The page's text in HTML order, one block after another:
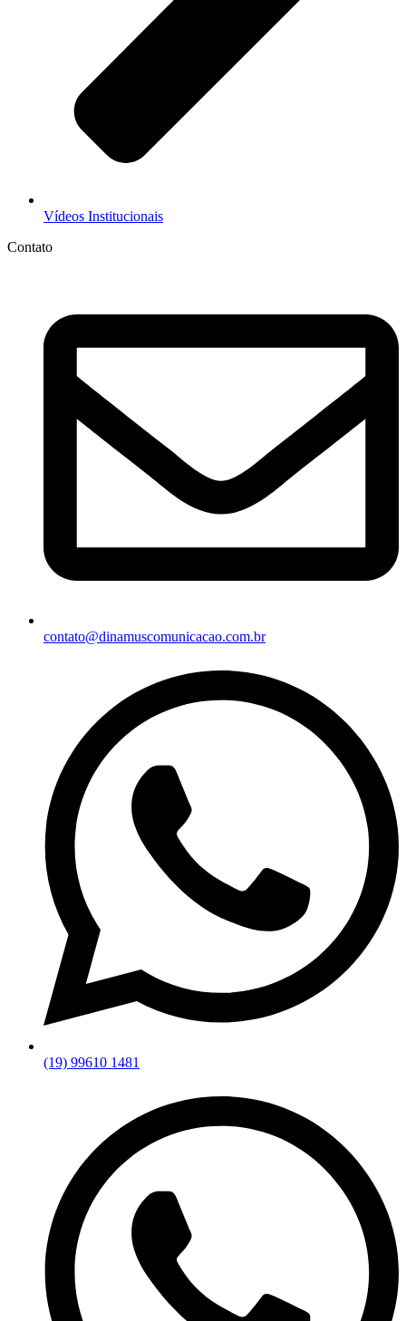
Vídeos Institucionais
Contato
contato@dinamuscomunicacao.com.br
(19) 99610 1481